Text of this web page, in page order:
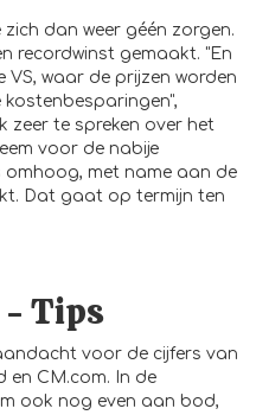
dan weer géén zorgen.
recordwinst gemaakt. "En
waar de prijzen worden
zeer te spreken over het
voor de nabije
met name aan de
Dat gaat op termijn ten
- Tips
voor de cijfers van
en CM.com. In de
ook nog even aan bod,